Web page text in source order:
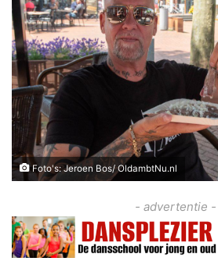
Foto's: Jeroen Bos/ OldambtNu.nl
- advertentie -